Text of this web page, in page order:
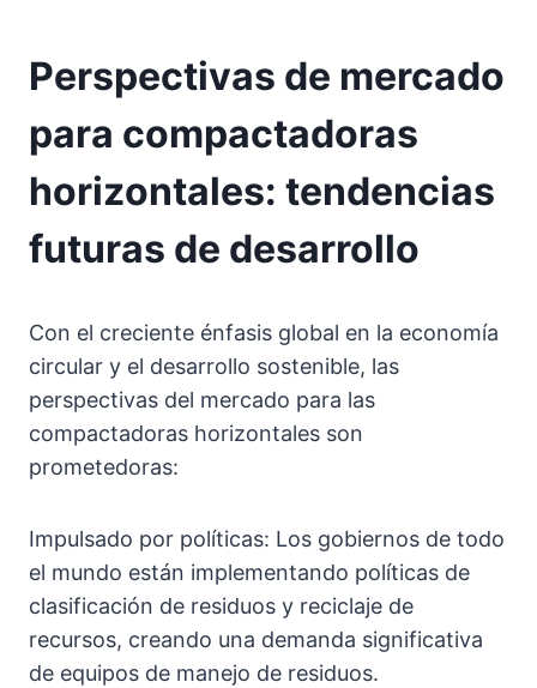
Perspectivas de mercado
para compactadoras
horizontales: tendencias
futuras de desarrollo
Con el creciente énfasis global en la economía
circular y el desarrollo sostenible, las
perspectivas del mercado para las
compactadoras horizontales son
prometedoras:
Impulsado por políticas: Los gobiernos de todo
el mundo están implementando políticas de
clasificación de residuos y reciclaje de
recursos, creando una demanda significativa
de equipos de manejo de residuos.